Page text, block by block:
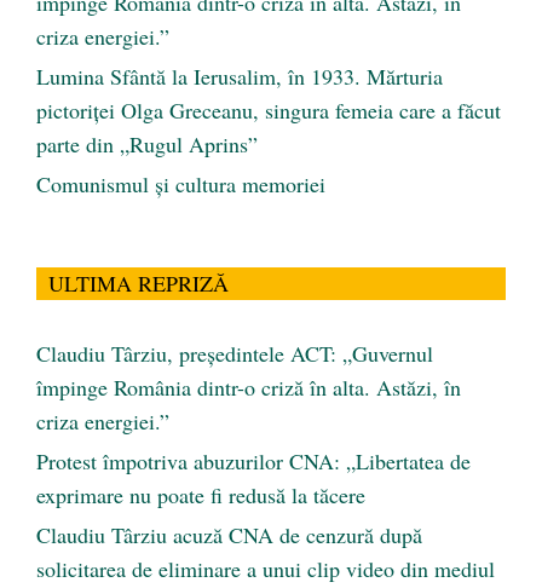
criza energiei.”
Lumina Sfântă la Ierusalim, în 1933. Mărturia
pictoriței Olga Greceanu, singura femeia care a făcut
parte din „Rugul Aprins”
Comunismul şi cultura memoriei
ULTIMA REPRIZĂ
Claudiu Târziu, președintele ACT: „Guvernul
împinge România dintr-o criză în alta. Astăzi, în
criza energiei.”
Protest împotriva abuzurilor CNA: „Libertatea de
exprimare nu poate fi redusă la tăcere
Claudiu Târziu acuză CNA de cenzură după
solicitarea de eliminare a unui clip video din mediul